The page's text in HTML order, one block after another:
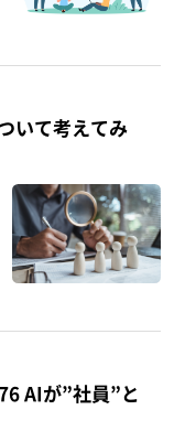
いて考えてみ
AIが”社員”と